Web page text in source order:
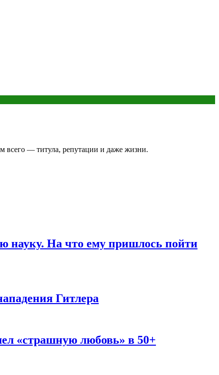
всего — титула, репутации и даже жизни.
науку. На что ему пришлось пойти
Гитлера
«страшную любовь» в 50+